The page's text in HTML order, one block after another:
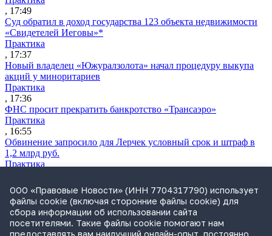
, 17:49
Суд обратил в доход государства 123 объекта недвижимости
«Свидетелей Иеговы»*
Практика
, 17:37
Новый владелец «Южуралзолота» начал процедуру выкупа
акций у миноритариев
Практика
, 17:36
ФНС просит прекратить банкротство «Трансаэро»
Практика
, 16:55
Обвинение запросило для Лерчек условный срок и штраф в
1,2 млрд руб.
Практика
Суд подтвердил право фермера на выкуп арендуемого
сельхозучастка
Практика
, 15:49
ВС разъяснил, кто несет ответственность за ДТП при ремонте
ООО «Правовые Новости» (ИНН 7704317790) использует
файлы cookie (включая сторонние файлы cookie) для
сбора информации об использовании сайта
посетителями. Такие файлы cookie помогают нам
предоставлять вам наилучший онлайн-опыт, постоянно